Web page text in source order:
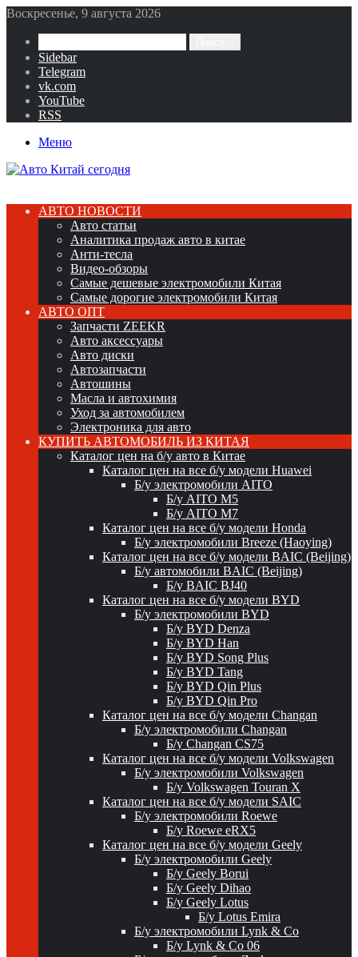
Воскресенье, 9 августа 2026
Sidebar
Telegram
vk.com
YouTube
RSS
Меню
АВТО НОВОСТИ
Авто статьи
Аналитика продаж авто в китае
Анти-тесла
Видео-обзоры
Самые дешевые электромобили Китая
Самые дорогие электромобили Китая
АВТО ОПТ
Запчасти ZEEKR
Авто аксессуары
Авто диски
Автозапчасти
Автошины
Масла и автохимия
Уход за автомобилем
Электроника для авто
КУПИТЬ АВТОМОБИЛЬ ИЗ КИТАЯ
Каталог цен на б/у авто в Китае
Каталог цен на все б/у модели Huawei
Б/у электромобили AITO
Б/у AITO M5
Б/у AITO M7
Каталог цен на все б/у модели Honda
Б/у электромобили Breeze (Haoying)
Каталог цен на все б/у модели BAIC (Beijing)
Б/у автомобили BAIC (Beijing)
Б/у BAIC BJ40
Каталог цен на все б/у модели BYD
Б/у электромобили BYD
Б/у BYD Denza
Б/у BYD Han
Б/у BYD Song Plus
Б/у BYD Tang
Б/у BYD Qin Plus
Б/у BYD Qin Pro
Каталог цен на все б/у модели Changan
Б/у электромобили Changan
Б/у Changan CS75
Каталог цен на все б/у модели Volkswagen
Б/у электромобили Volkswagen
Б/у Volkswagen Touran X
Каталог цен на все б/у модели SAIC
Б/у электромобили Roewe
Б/у Roewe eRX5
Каталог цен на все б/у модели Geely
Б/у электромобили Geely
Б/у Geely Borui
Б/у Geely Dihao
Б/у Geely Lotus
Б/у Lotus Emira
Б/у электромобили Lynk & Co
Б/у Lynk & Co 06